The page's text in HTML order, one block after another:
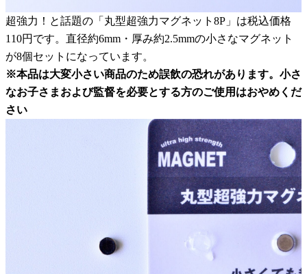
超強力！と話題の「丸型超強力マグネット8P」は税込価格
110円です。直径約6mm・厚み約2.5mmの小さなマグネット
が8個セットになっています。
※本品は大変小さい商品のため誤飲の恐れがあります。小さ
なお子さまおよび監督を必要とする方のご使用はおやめくだ
さい